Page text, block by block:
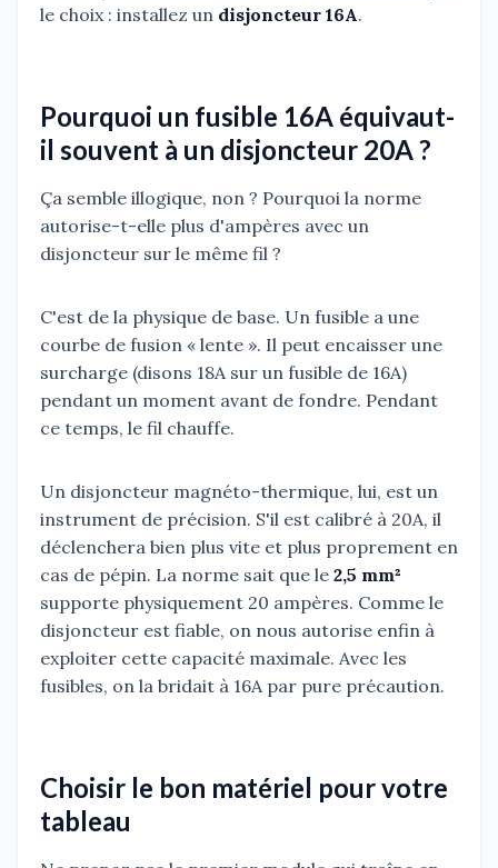
le choix : installez un disjoncteur 16A.
Pourquoi un fusible 16A équivaut-
il souvent à un disjoncteur 20A ?
Ça semble illogique, non ? Pourquoi la norme
autorise-t-elle plus d'ampères avec un
disjoncteur sur le même fil ?
C'est de la physique de base. Un fusible a une
courbe de fusion « lente ». Il peut encaisser une
surcharge (disons 18A sur un fusible de 16A)
pendant un moment avant de fondre. Pendant
ce temps, le fil chauffe.
Un disjoncteur magnéto-thermique, lui, est un
instrument de précision. S'il est calibré à 20A, il
déclenchera bien plus vite et plus proprement en
cas de pépin. La norme sait que le 2,5 mm²
supporte physiquement 20 ampères. Comme le
disjoncteur est fiable, on nous autorise enfin à
exploiter cette capacité maximale. Avec les
fusibles, on la bridait à 16A par pure précaution.
Choisir le bon matériel pour votre
tableau